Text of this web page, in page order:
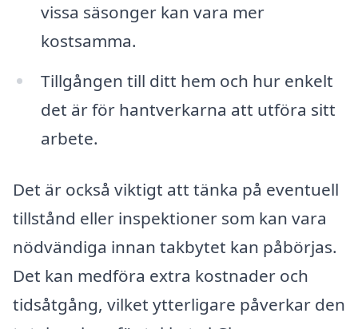
vissa säsonger kan vara mer
kostsamma.
Tillgången till ditt hem och hur enkelt
det är för hantverkarna att utföra sitt
arbete.
Det är också viktigt att tänka på eventuell
tillstånd eller inspektioner som kan vara
nödvändiga innan takbytet kan påbörjas.
Det kan medföra extra kostnader och
tidsåtgång, vilket ytterligare påverkar den